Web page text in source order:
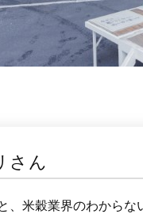
さん
、米穀業界のわからな